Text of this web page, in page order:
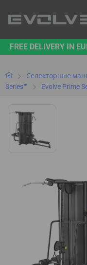
ПРОДУКЦИЯ
НАШ БРЕНД
B2B PLATFORM
FREE DELIVERY IN
Селекторные
Series™
Evolve Prime